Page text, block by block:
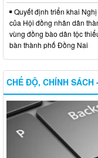
Quyết định triển khai
của Hội đồng nhân dân
vùng đồng bào dân tộc
bàn thành phố Đồng Nai
CHẾ ĐỘ, CHÍNH SÁCH